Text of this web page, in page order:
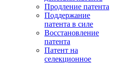
Продление патента
Поддержание
патента в силе
Восстановление
патента
Патент на
селекционное